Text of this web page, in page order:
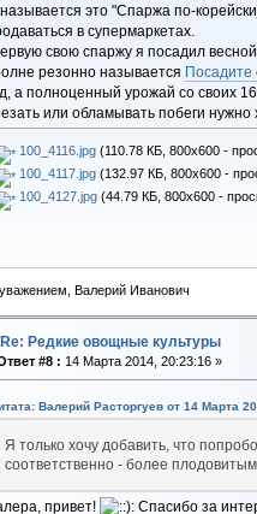
это "Спаржа по-
в супермаркетах.
свою спаржу я посадил
резонно называется Посадите
а полноценный урожай со своих
или обламывать побеги
100_4116.jpg(110.78 КБ, 800x600 -
100_4117.jpg(132.97 КБ, 800x600 -
100_4127.jpg(44.79 КБ, 800x600 -
Валерий Иванович
Re: Редкие овощные культуры
#8 : 14 Марта 2014, 20:23:16 »
Валерий Расторгуев от 14 Марта
Я только хочу добавить, что
соответственно - более
привет!
Спасибо за